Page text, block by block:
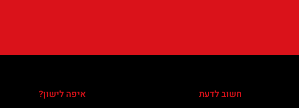
חשוב לדעת
איפה לישון?